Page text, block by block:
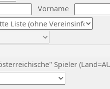
Vorname
Spieler